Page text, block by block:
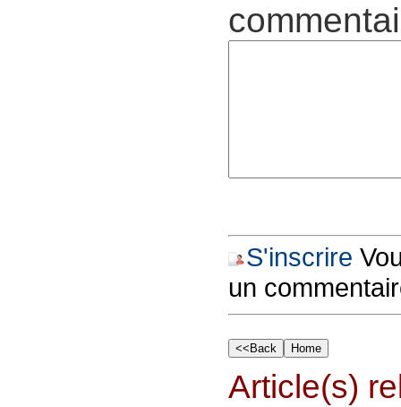
S'inscrire
un
Article(s)